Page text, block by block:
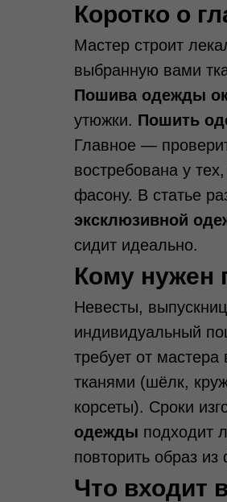
Коротко о
Мастер строит
выбранную вами
Пошива одежды
утюжки. Пошить
Главное —
востребована у
фасону. В статье
эксклюзивной
сидит идеально.
Кому нужен
Невесты,
индивидуальный
требует от
тканями (шёлк,
корсеты). Сроки
одежды подходит
повторить образ
Что входит